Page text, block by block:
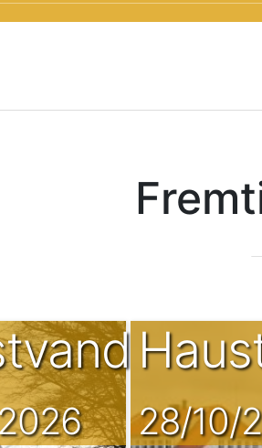
28/10/